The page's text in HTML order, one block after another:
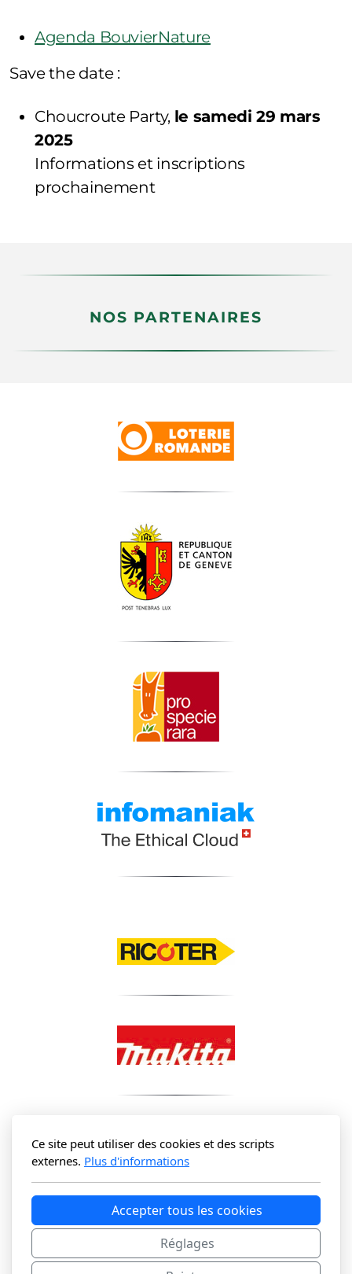
Agenda BouvierNature
Save the date :
Choucroute Party, le samedi 29 mars
2025
Informations et inscriptions
prochainement
NOS PARTENAIRES
Ce site peut utiliser des cookies et des scripts
externes. Plus d'informations
Accepter tous les cookies
Réglages